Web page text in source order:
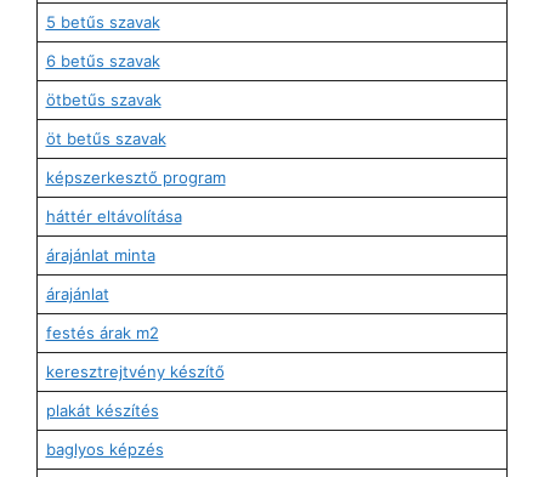
5 betűs szavak
6 betűs szavak
ötbetűs szavak
öt betűs szavak
képszerkesztő program
háttér eltávolítása
árajánlat minta
árajánlat
festés árak m2
keresztrejtvény készítő
plakát készítés
baglyos képzés